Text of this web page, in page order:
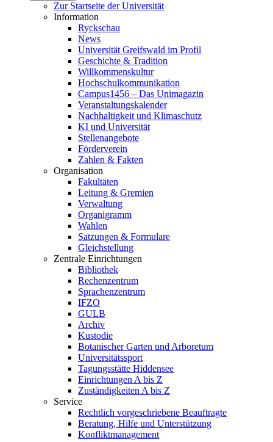
Zur Startseite der Universität
Information
Ryckschau
News
Universität Greifswald im Profil
Geschichte & Tradition
Willkommenskultur
Hochschulkommunikation
Campus1456 – Das Unimagazin
Veranstaltungskalender
Nachhaltigkeit und Klimaschutz
KI und Universität
Stellenangebote
Förderverein
Zahlen & Fakten
Organisation
Fakultäten
Leitung & Gremien
Verwaltung
Organigramm
Wahlen
Satzungen & Formulare
Gleichstellung
Zentrale Einrichtungen
Bibliothek
Rechenzentrum
Sprachenzentrum
IFZO
GULB
Archiv
Kustodie
Botanischer Garten und Arboretum
Universitätssport
Tagungsstätte Hiddensee
Einrichtungen A bis Z
Zuständigkeiten A bis Z
Service
Rechtlich vorgeschriebene Beauftragte
Beratung, Hilfe und Unterstützung
Konfliktmanagement